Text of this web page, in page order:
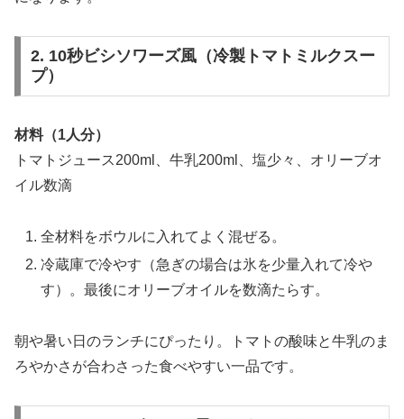
2. 10秒ビシソワーズ風（冷製トマトミルクスー
プ）
材料（1人分）
トマトジュース200ml、牛乳200ml、塩少々、オリーブオ
イル数滴
全材料をボウルに入れてよく混ぜる。
冷蔵庫で冷やす（急ぎの場合は氷を少量入れて冷や
す）。最後にオリーブオイルを数滴たらす。
朝や暑い日のランチにぴったり。トマトの酸味と牛乳のま
ろやかさが合わさった食べやすい一品です。